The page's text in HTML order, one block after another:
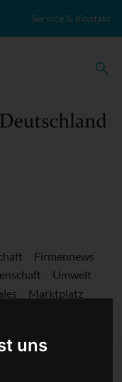
uns
Service & Kontakt
Firmennews
Umwelt
Marktplatz